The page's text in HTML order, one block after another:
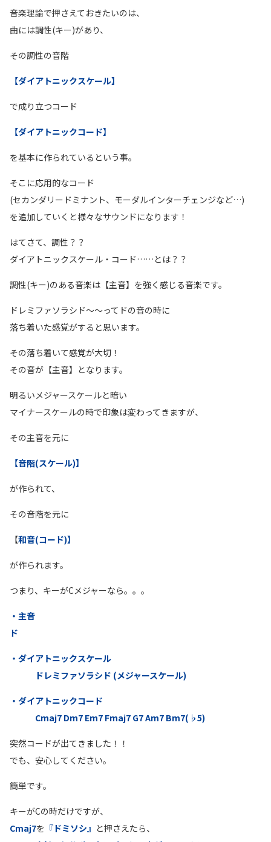
音楽理論で押さえておきたいのは、
曲には調性(キー)があり、
その調性の音階
【ダイアトニックスケール】
で成り立つコード
【ダイアトニックコード】
を基本に作られているという事。
そこに応用的なコード
(セカンダリードミナント、モーダルインターチェンジなど…)
を追加していくと様々なサウンドになります！
はてさて、調性？？
ダイアトニックスケール・コード……とは？？
調性(キー)のある音楽は【主音】を強く感じる音楽です。
ドレミファソラシド〜〜ってドの音の時に
落ち着いた感覚がすると思います。
その落ち着いて感覚が大切！
その音が【主音】となります。
明るいメジャースケールと暗い
マイナースケールの時で印象は変わってきますが、
その主音を元に
【音階(スケール)】
が作られて、
その音階を元に
【和音(コード)】
が作られます。
つまり、キーがCメジャーなら。。。
・主音
ド
・ダイアトニックスケール
ドレミファソラシド (メジャースケール)
・ダイアトニックコード
Cmaj7 Dm7 Em7 Fmaj7 G7 Am7 Bm7(♭5)
突然コードが出てきました！！
でも、安心してください。
簡単です。
キーがCの時だけですが、
Cmaj7を 『ドミソシ』 と押さえたら、